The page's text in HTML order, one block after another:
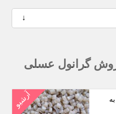
↓
گرانول عسلی
آرشیو